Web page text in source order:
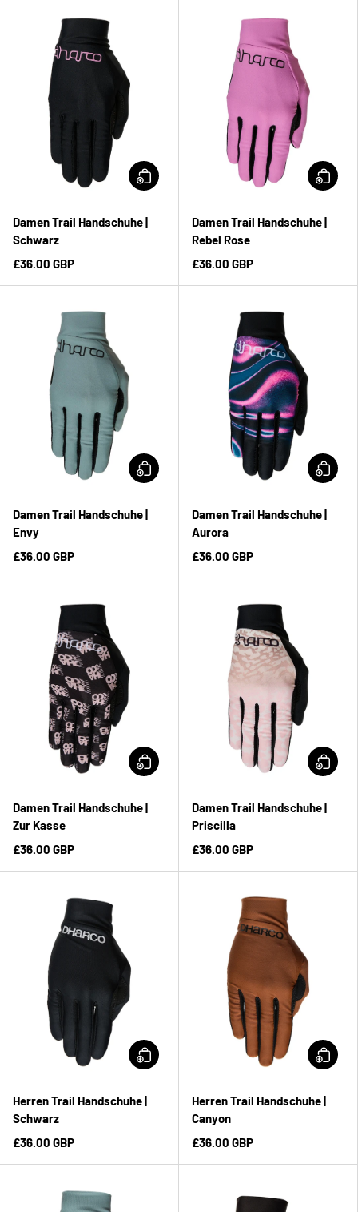
Damen Trail Handschuhe |
Schwarz
£36.00 GBP
Damen Trail Handschuhe |
Rebel Rose
£36.00 GBP
Damen Trail Handschuhe |
Envy
£36.00 GBP
Damen Trail Handschuhe |
Aurora
£36.00 GBP
Damen Trail Handschuhe |
Zur Kasse
£36.00 GBP
Damen Trail Handschuhe |
Priscilla
£36.00 GBP
Herren Trail Handschuhe |
Schwarz
£36.00 GBP
Herren Trail Handschuhe |
Canyon
£36.00 GBP